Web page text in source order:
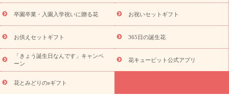
お祝い
お供え・お悔やみ 花とセットギフト
セミオーダー
プチギフト（hanamore -ハナモア-）
花とみどりのeギフト
キューピットのeGfit
カラー ピンク イエローオレンジ
レッ
ド
お花の種類 トルコキキョウ
お祝い お祝い・3000円～ お祝い・4000円～
お祝い・
5000円～
お祝い・7000円～ お祝い・ 10000円～
お供え・お
悔やみ
円～
お供え・お悔やみ・
読み物
卒園卒業・入園入学祝いに贈る花 お祝いセットギフト
お供えセットギフト 365日の誕生花
「きょう誕生日なんです」キャンペ
ーン
花キューピット公式アプリ
花とみどりのeギフト